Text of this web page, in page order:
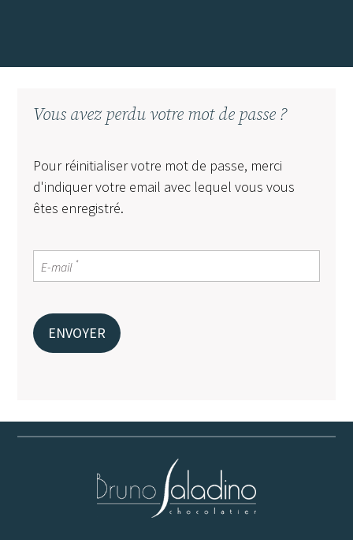
Vous avez perdu votre mot de passe ?
Pour réinitialiser votre mot de passe, merci
d'indiquer votre email avec lequel vous vous
êtes enregistré.
E-mail *
ENVOYER